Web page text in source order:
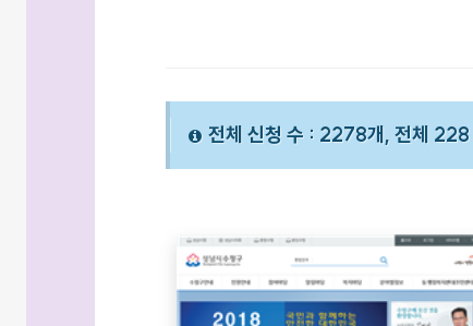
전체 신청 수 : 2278개, 전체 228